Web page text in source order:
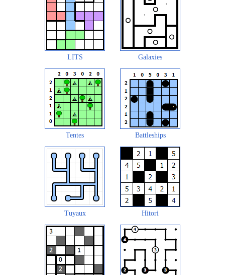
LITS Galaxies
Tentes Battleships
Tuyaux Hitori